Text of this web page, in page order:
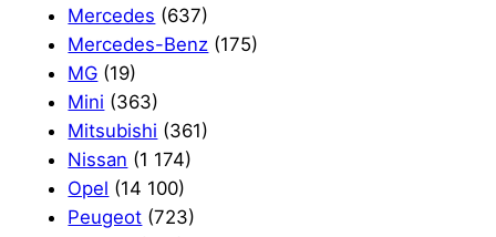
Mercedes (637)
Mercedes-Benz (175)
MG (19)
Mini (363)
Mitsubishi (361)
Nissan (1 174)
Opel (14 100)
Peugeot (723)